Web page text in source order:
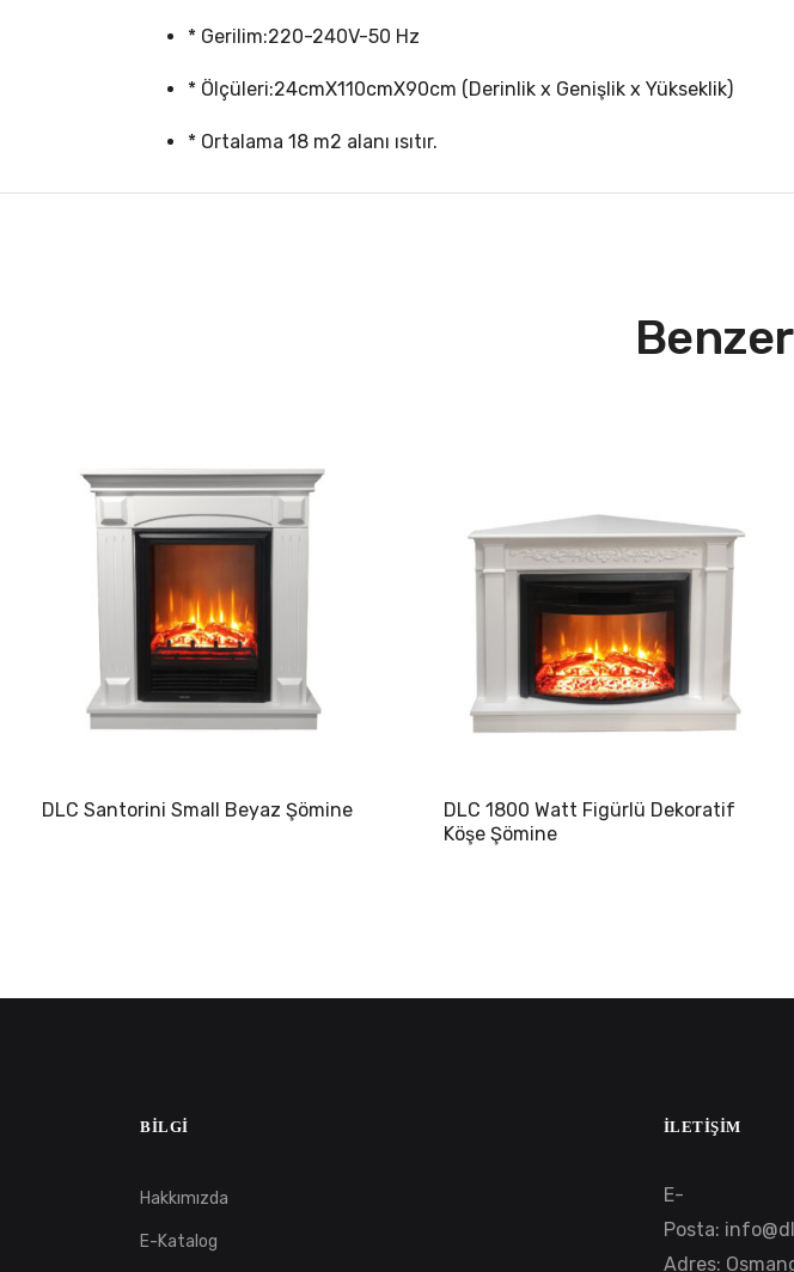
* Gerilim:220-240V-50 Hz
* Ölçüleri:24cmX110cmX90cm (Derinlik x Genişlik x Yükseklik)
* Ortalama 18 m2 alanı ısıtır.
DLC Santorini Small Beyaz Şömine
DLC 1800 Watt Figürlü Dekoratif
Köşe Şömine
BILGI
Hakkımızda
E-Katalog
İLETIŞIM
E-
Posta:
Adres: